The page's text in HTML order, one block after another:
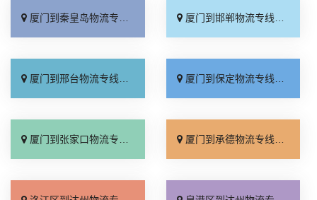
厦门到秦皇岛物流专线_高效运输「运保时效」 厦门到邯郸物流专线_物流拼车「全境配送」
厦门到邢台物流专线_专业靠谱「上门提货」 厦门到保定物流专线_全程直达「高效运输」
厦门到张家口物流专线_全境派送「多久能到」 厦门到承德物流专线_专业调车「合理收费」